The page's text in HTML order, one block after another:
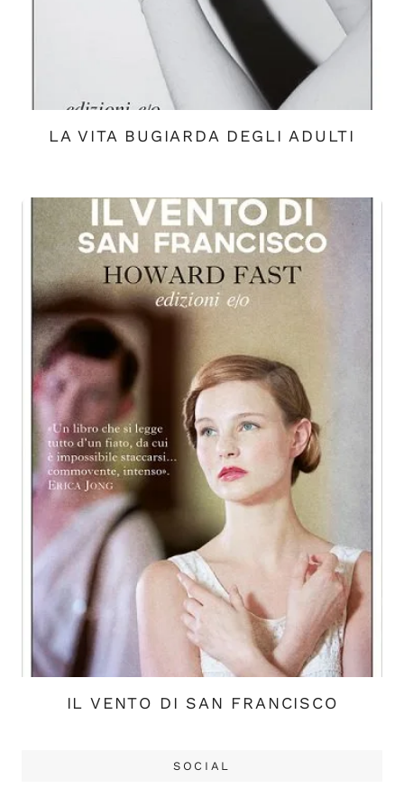
LA VITA BUGIARDA DEGLI ADULTI
IL VENTO DI SAN FRANCISCO
SOCIAL